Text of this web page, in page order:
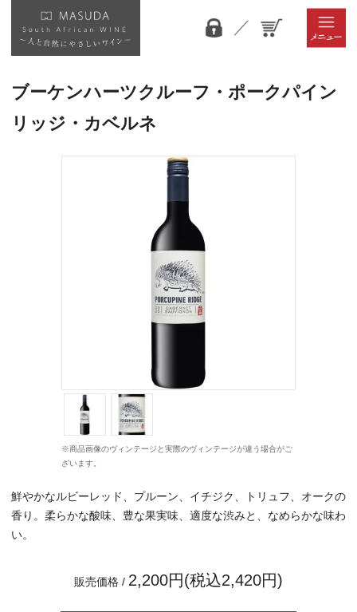
ブーケンハーツクルーフ・ポークパイン
リッジ・カベルネ
※商品画像のヴィンテージと実際のヴィンテージが違う場合がご
ざいます。
鮮やかなルビーレッド、プルーン、イチジク、トリュフ、オークの
香り。柔らかな酸味、豊な果実味、適度な渋みと、なめらかな味わ
い。
販売価格 / 2,200円(税込2,420円)